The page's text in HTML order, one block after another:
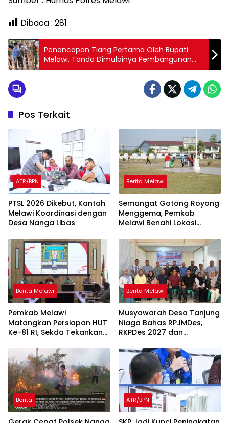
Dibaca : 281
Penancapan Tiang Pertama Oleh Bupati
Melawi, Tanda Dimulainya Pembangunan
Masjid At-Taqwa
Pos Terkait
ATR/BPN
PTSL 2026 Dikebut, Kantah
Melawi Koordinasi dengan
Desa Nanga Libas
Berita Melawi
Semangat Gotong Royong
Menggema, Pemkab
Melawi Benahi Lokasi
Berita Melawi
Pemkab Melawi
Matangkan Persiapan HUT
Ke-81 RI, Sekda Tekankan
Jawab Panitia
Berita Melawi
Musyawarah Desa Tanjung
Niaga Bahas RPJMDes,
RKPDes 2027 dan
Stunting
Berita ATR/BPN